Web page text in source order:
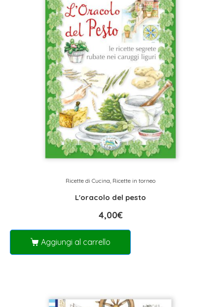
Ricette di Cucina, Ricette in torneo
L'oracolo del pesto
4,00€
Aggiungi al carrello